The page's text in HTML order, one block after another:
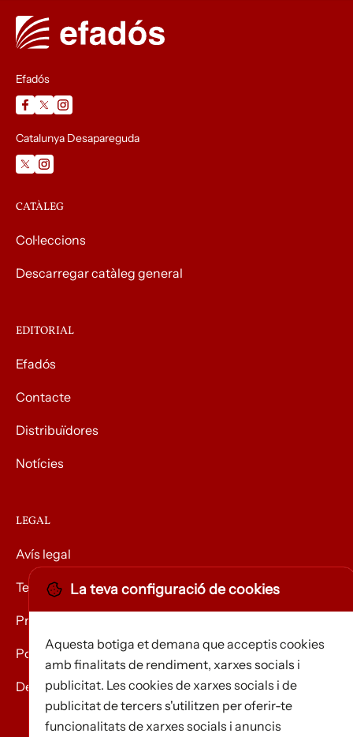
Efadós
Catalunya Desapareguda
CATÀLEG
Col·leccions
Descarregar catàleg general
EDITORIAL
Efadós
Contacte
Distribuïdores
Notícies
LEGAL
Avís legal
Termes i condicions
Privacitat
Política de Cookies
Devolució de mercaderies
La teva configuració de cookies
Aquesta botiga et demana que acceptis cookies
amb finalitats de rendiment, xarxes socials i
publicitat. Les cookies de xarxes socials i de
publicitat de tercers s'utilitzen per oferir-te
funcionalitats de xarxes socials i anuncis